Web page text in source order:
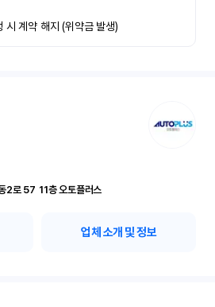
시 계약 해지 (위약금 발생)
서울 영등포구 선유동2로 57	11층 오토플러스
업체 소개 및 정보